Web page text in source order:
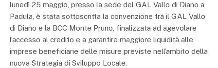
lunedì 25 maggio, presso la sede del GAL Vallo di Diano a
Padula, è stata sottoscritta la convenzione tra il GAL Vallo
di Diano e la BCC Monte Pruno, finalizzata ad agevolare
l’accesso al credito e a garantire maggiore liquidità alle
imprese beneficiarie delle misure previste nell’ambito della
nuova Strategia di Sviluppo Locale.